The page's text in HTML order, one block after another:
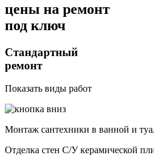
цены на ремонт
под ключ
Стандартный
ремонт
Показать виды работ
Монтаж сантехники в ванной и
Отделка стен С/У керамической